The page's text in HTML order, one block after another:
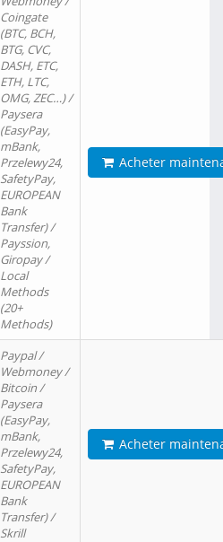
Coingate
(BTC, BCH,
BTG, CVC,
DASH, ETC,
ETH, LTC,
OMG, ZEC…) /
Paysera
(EasyPay,
mBank,
Przelewy24,
SafetyPay,
EUROPEAN
Bank
Transfer) /
Payssion,
Giropay /
Local
Methods
(20+
Methods)
Acheter
Paypal /
Webmoney /
Bitcoin /
Paysera
(EasyPay,
mBank,
Przelewy24,
SafetyPay,
EUROPEAN
Bank
Transfer) /
Skrill
Acheter